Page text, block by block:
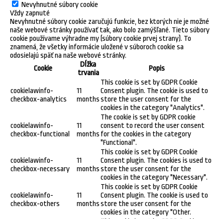
Nevyhnutné súbory cookie
Vždy zapnuté
Nevyhnutné súbory cookie zaručujú funkcie, bez ktorých nie je možné
naše webové stránky používať tak, ako bolo zamýšľané. Tieto súbory
cookie používame výhradne my (súbory cookie prvej strany). To
znamená, že všetky informácie uložené v súboroch cookie sa
odosielajú späť na naše webové stránky.
Cookie
Dĺžka
trvania
Popis
cookielawinfo-
checkbox-analytics
11
months
This cookie is set by GDPR Cookie
Consent plugin. The cookie is used to
store the user consent for the
cookies in the category "Analytics".
cookielawinfo-
checkbox-functional
11
months
The cookie is set by GDPR cookie
consent to record the user consent
for the cookies in the category
"Functional".
cookielawinfo-
checkbox-necessary
11
months
This cookie is set by GDPR Cookie
Consent plugin. The cookies is used to
store the user consent for the
cookies in the category "Necessary".
cookielawinfo-
checkbox-others
11
months
This cookie is set by GDPR Cookie
Consent plugin. The cookie is used to
store the user consent for the
cookies in the category "Other.